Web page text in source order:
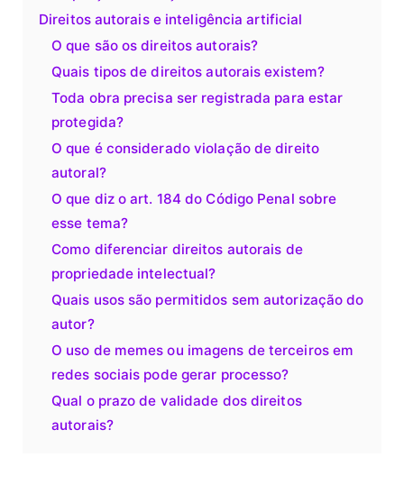
Direitos autorais e inteligência artificial
O que são os direitos autorais?
Quais tipos de direitos autorais existem?
Toda obra precisa ser registrada para estar
protegida?
O que é considerado violação de direito
autoral?
O que diz o art. 184 do Código Penal sobre
esse tema?
Como diferenciar direitos autorais de
propriedade intelectual?
Quais usos são permitidos sem autorização do
autor?
O uso de memes ou imagens de terceiros em
redes sociais pode gerar processo?
Qual o prazo de validade dos direitos
autorais?